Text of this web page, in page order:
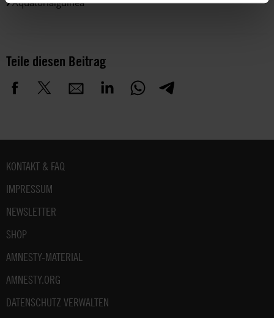
Äquatorialguinea
Teile diesen Beitrag
Fußbereich
KONTAKT & FAQ
IMPRESSUM
NEWSLETTER
SHOP
AMNESTY-MATERIAL
AMNESTY.ORG
DATENSCHUTZ VERWALTEN